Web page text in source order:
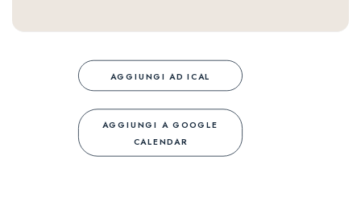
AGGIUNGI AD ICAL
AGGIUNGI A GOOGLE
CALENDAR